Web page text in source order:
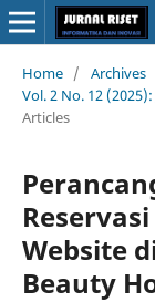
Home / Archives
Vol. 2 No. 12
Articles
Website
Beauty